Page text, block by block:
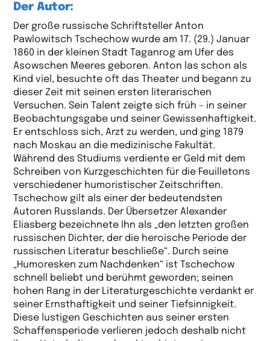
Der Autor:
Der große russische Schriftsteller Anton
Pawlowitsch Tschechow wurde am 17. (29.) Januar
1860 in der kleinen Stadt Taganrog am Ufer des
Asowschen Meeres geboren. Anton las schon als
Kind viel, besuchte oft das Theater und begann zu
dieser Zeit mit seinen ersten literarischen
Versuchen. Sein Talent zeigte sich früh – in seiner
Beobachtungsgabe und seiner Gewissenhaftigkeit.
Er entschloss sich, Arzt zu werden, und ging 1879
nach Moskau an die medizinische Fakultät.
Während des Studiums verdiente er Geld mit dem
Schreiben von Kurzgeschichten für die Feuilletons
verschiedener humoristischer Zeitschriften.
Tschechow gilt als einer der bedeutendsten
Autoren Russlands. Der Übersetzer Alexander
Eliasberg bezeichnete Ihn als „den letzten großen
russischen Dichter, der die heroische Periode der
russischen Literatur beschließe“. Durch seine
„Humoresken zum Nachdenken“ ist Tschechow
schnell beliebt und berühmt geworden; seinen
hohen Rang in der Literaturgeschichte verdankt er
seiner Ernsthaftigkeit und seiner Tiefsinnigkeit.
Diese lustigen Geschichten aus seiner ersten
Schaffensperiode verlieren jedoch deshalb nicht